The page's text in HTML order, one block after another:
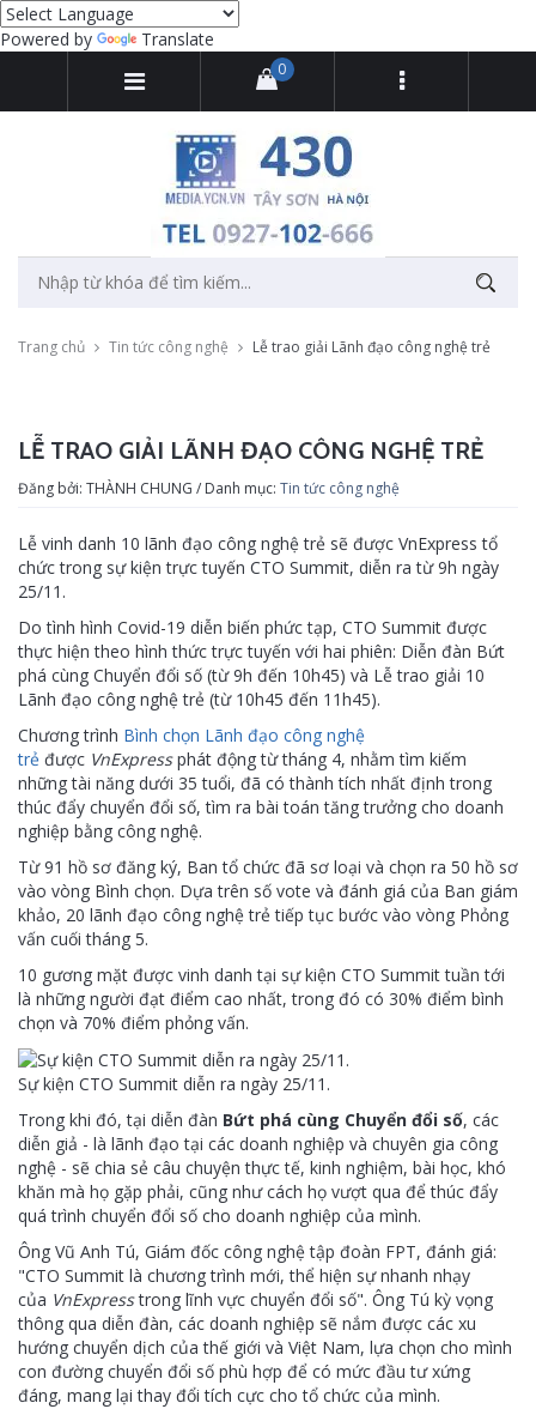
Powered by Translate
0
Trang chủ Tin tức công nghệ Lễ trao giải Lãnh đạo công nghệ trẻ
LỄ TRAO GIẢI LÃNH ĐẠO CÔNG NGHỆ TRẺ
Đăng bởi: THÀNH CHUNG / Danh mục: Tin tức công nghệ
Lễ vinh danh 10 lãnh đạo công nghệ trẻ sẽ được VnExpress tổ
chức trong sự kiện trực tuyến CTO Summit, diễn ra từ 9h ngày
25/11.
Do tình hình Covid-19 diễn biến phức tạp, CTO Summit được
thực hiện theo hình thức trực tuyến với hai phiên: Diễn đàn Bứt
phá cùng Chuyển đổi số (từ 9h đến 10h45) và Lễ trao giải 10
Lãnh đạo công nghệ trẻ (từ 10h45 đến 11h45).
Chương trình Bình chọn Lãnh đạo công nghệ
trẻ được VnExpressphát động từ tháng 4, nhằm tìm kiếm
những tài năng dưới 35 tuổi, đã có thành tích nhất định trong
thúc đẩy chuyển đổi số, tìm ra bài toán tăng trưởng cho doanh
nghiệp bằng công nghệ.
Từ 91 hồ sơ đăng ký, Ban tổ chức đã sơ loại và chọn ra 50 hồ sơ
vào vòng Bình chọn. Dựa trên số vote và đánh giá của Ban giám
khảo, 20 lãnh đạo công nghệ trẻ tiếp tục bước vào vòng Phỏng
vấn cuối tháng 5.
10 gương mặt được vinh danh tại sự kiện CTO Summit tuần tới
là những người đạt điểm cao nhất, trong đó có 30% điểm bình
chọn và 70% điểm phỏng vấn.
Sự kiện CTO Summit diễn ra ngày 25/11.
Trong khi đó, tại diễn đàn Bứt phá cùng Chuyển đổi số, các
diễn giả - là lãnh đạo tại các doanh nghiệp và chuyên gia công
nghệ - sẽ chia sẻ câu chuyện thực tế, kinh nghiệm, bài học, khó
khăn mà họ gặp phải, cũng như cách họ vượt qua để thúc đẩy
quá trình chuyển đổi số cho doanh nghiệp của mình.
Ông Vũ Anh Tú, Giám đốc công nghệ tập đoàn FPT, đánh giá:
"CTO Summit là chương trình mới, thể hiện sự nhanh nhạy
của VnExpresstrong lĩnh vực chuyển đổi số". Ông Tú kỳ vọng
thông qua diễn đàn, các doanh nghiệp sẽ nắm được các xu
hướng chuyển dịch của thế giới và Việt Nam, lựa chọn cho mình
con đường chuyển đổi số phù hợp để có mức đầu tư xứng
đáng, mang lại thay đổi tích cực cho tổ chức của mình.